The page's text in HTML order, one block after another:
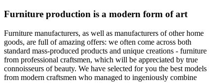
Furniture production is a modern form of art
Furniture manufacturers, as well as manufacturers of other home
goods, are full of amazing offers: we often come across both
standard mass-produced products and unique creations - furniture
from professional craftsmen, which will be appreciated by true
connoisseurs of beauty. We have selected for you the best models
from modern craftsmen who managed to ingeniously combine